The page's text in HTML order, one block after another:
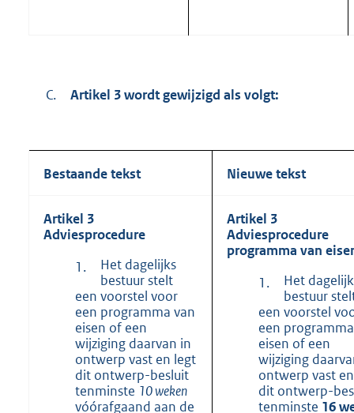
C. Artikel 3 wordt gewijzigd als volgt:
Bestaande tekst Nieuwe tekst
Artikel 3
Adviesprocedure
1.
Het dagelijks
bestuur stelt
een voorstel voor
een programma van
eisen of een
wijziging daarvan in
ontwerp vast en legt
dit ontwerp-besluit
tenminste 10 weken
vóórafgaand aan de
Artikel 3
Adviesprocedure
programma van
1.
Het
bestuur
een voorstel
een
eisen of een
wijziging
ontwerp vast
dit ontwerp-
tenminste 16